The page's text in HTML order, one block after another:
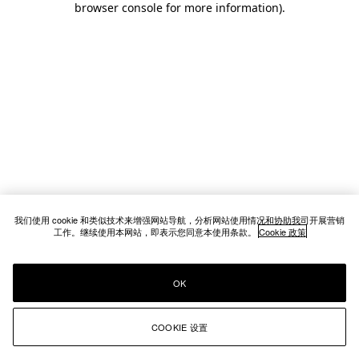
browser console for more information).
我们使用 cookie 和类似技术来增强网站导航，分析网站使用情况和协助我司开展营销
工作。继续使用本网站，即表示您同意本使用条款。 Cookie 政策
COOKIE 设置
OK